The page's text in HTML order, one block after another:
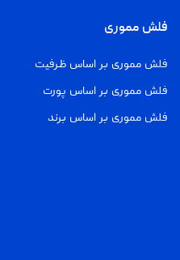
فلش مموری
فلش مموری بر اساس ظرفیت
فلش مموری بر اساس پورت
فلش مموری بر اساس برند